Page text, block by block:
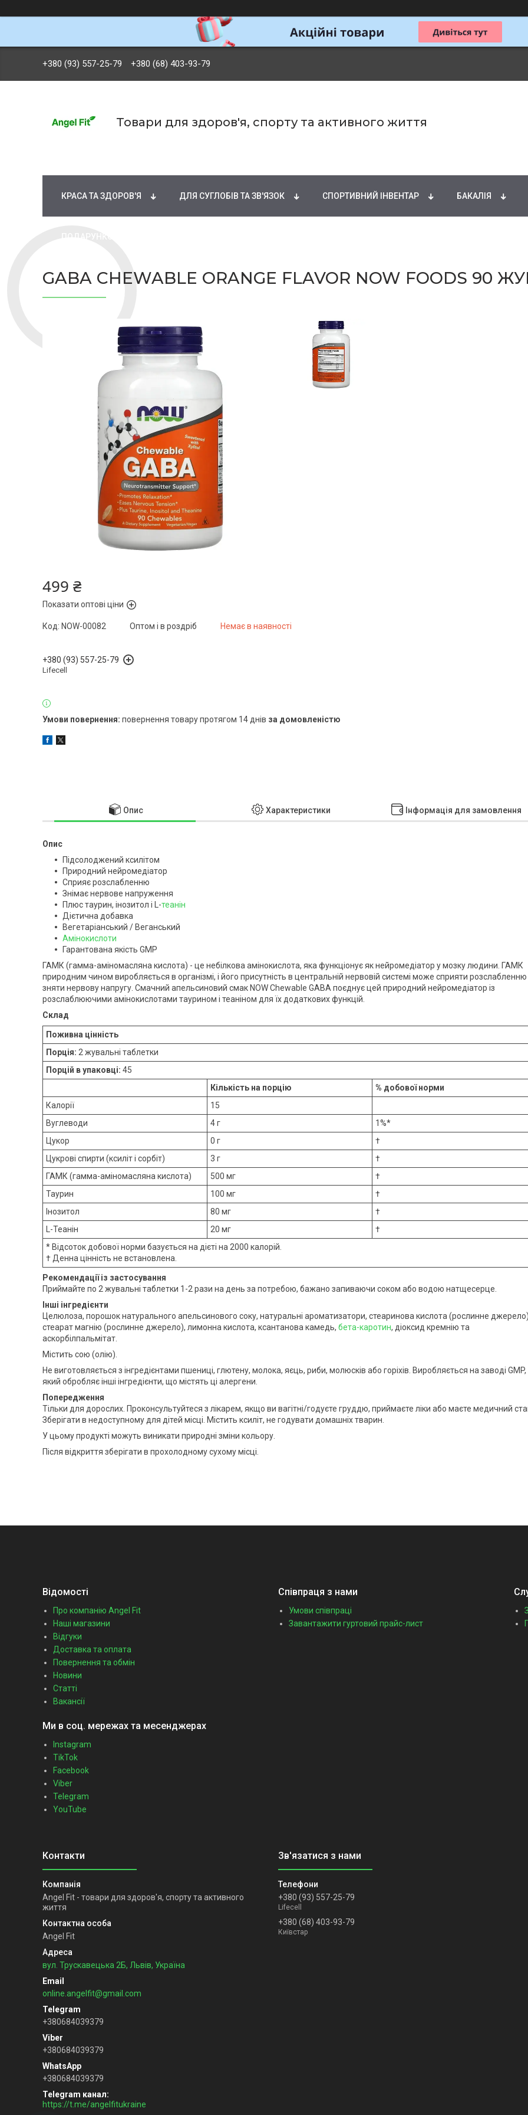
+380 (93) 557-25-79 +380 (68) 403-93-79
Товари для здоров'я, спорту та активного життя
КРАСА ТА ЗДОРОВ'Я ДЛЯ СУГЛОБІВ ТА ЗВ'ЯЗОК СПОРТИВНИЙ ІНВЕНТАР БАКАЛІЯ
GABA CHEWABLE ORANGE FLAVOR NOW FOODS
499 ₴
Показати оптові ціни
Немає в наявності
Оптом і в роздріб
Код: NOW-00082
+380 (93) 557-25-79
Lifecell
повернення товару протягом 14 днів за домовленістю
Опис Характеристики Інформація для замовлення
Опис
Підсолоджений ксилітом
Природний нейромедіатор
Сприяє розслабленню
Знімає нервове напруження
Плюс таурин, інозитол і L-теанін
Дієтична добавка
Вегетаріанський / Веганський
Амінокислоти
Гарантована якість GMP
ГАМК (гамма-аміномасляна кислота) - це небілкова амінокислота, яка функціонує як нейромедіатор у мозку людини. ГАМК
природним чином виробляється в організмі, і його присутність в центральній нервовій системі може сприяти розслабленню
зняти нервову напругу. Смачний апельсиновий смак NOW Chewable GABA поєднує цей природний нейромедіатор із
розслаблюючими амінокислотами таурином і теаніном для їх додаткових функцій.
Склад
Поживна цінність
Порція: 2 жувальні таблетки
Порцій в упаковці: 45
Кількість на порцію
% добової норми
Калорії
15
Вуглеводи
4 г
1%*
Цукор
0 г
†
Цукрові спирти (ксиліт і сорбіт)
3 г
†
ГАМК (гамма-аміномасляна кислота)
500 мг
†
Таурин
100 мг
†
Інозитол
80 мг
†
L-Теанін
20 мг
†
* Відсоток добової норми базується на дієті на 2000 калорій.
† Денна цінність не встановлена.
Рекомендації із застосування
Приймайте по 2 жувальні таблетки 1-2 рази на день за потребою, бажано запиваючи соком або водою натщесерце.
Інші інгредієнти
Целюлоза, порошок натурального апельсинового соку, натуральні ароматизатори, стеаринова кислота (рослинне
стеарат магнію (рослинне джерело), ​​лимонна кислота, ксантанова камедь, бета-каротин, діоксид кремнію та
аскорбілпальмітат.
Містить сою (олію).
Не виготовляється з інгредієнтами пшениці, глютену, молока, яєць, риби, молюсків або горіхів. Виробляється на заводі GMP,
який обробляє інші інгредієнти, що містять ці алергени.
Попередження
Тільки для дорослих. Проконсультуйтеся з лікарем, якщо ви вагітні/годуєте груддю, приймаєте ліки або маєте медичний
Зберігати в недоступному для дітей місці. Містить ксиліт, не годувати домашніх тварин.
У цьому продукті можуть виникати природні зміни кольору.
Після відкриття зберігати в прохолодному сухому місці.
Відомості
Про компанію Angel Fit
Наші магазини
Відгуки
Доставка та оплата
Повернення та обмін
Новини
Статті
Вакансії
Співпраця з нами
Умови співпраці
Завантажити гуртовий прайс-лист
Ми в соц. мережах та месенджерах
Instagram
TikTok
Facebook
Viber
Telegram
YouTube
Angel Fit - товари для здоров'я, спорту та активного
життя
Angel Fit
вул. Трускавецька 2Б, Львів, Україна
online.angelfit@gmail.com
+380684039379
+380684039379
+380684039379
Telegram канал
https://t.me/angelfitukraine
+380 (93) 557-25-79
Lifecell
+380 (68) 403-93-79
Київстар